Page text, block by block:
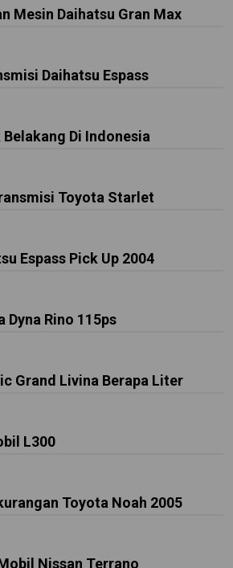
Mesin Daihatsu Gran Max
Daihatsu Espass
Di Indonesia
Toyota Starlet
Espass Pick Up 2004
Rino 115ps
Grand Livina Berapa Liter
L300
Toyota Noah 2005
Nissan Terrano